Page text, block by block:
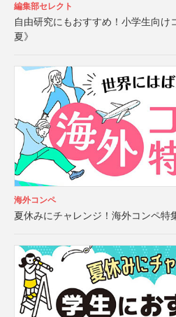
編集部セレクト
自由研究にもおすすめ！小学生向け
夏》
海外コンペ
夏休みにチャレンジ！海外コンペ特